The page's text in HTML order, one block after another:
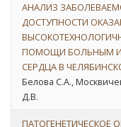
АНАЛИЗ
ДОСТУПНОСТИ
ПОМОЩИ БОЛЬНЫМ
СЕРДЦА В
Белова С.А.,
Д.В.
ПАТОГЕНЕТИЧЕСКОЕ